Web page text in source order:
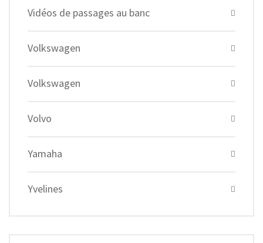
Vidéos de passages au banc
Volkswagen
Volkswagen
Volvo
Yamaha
Yvelines